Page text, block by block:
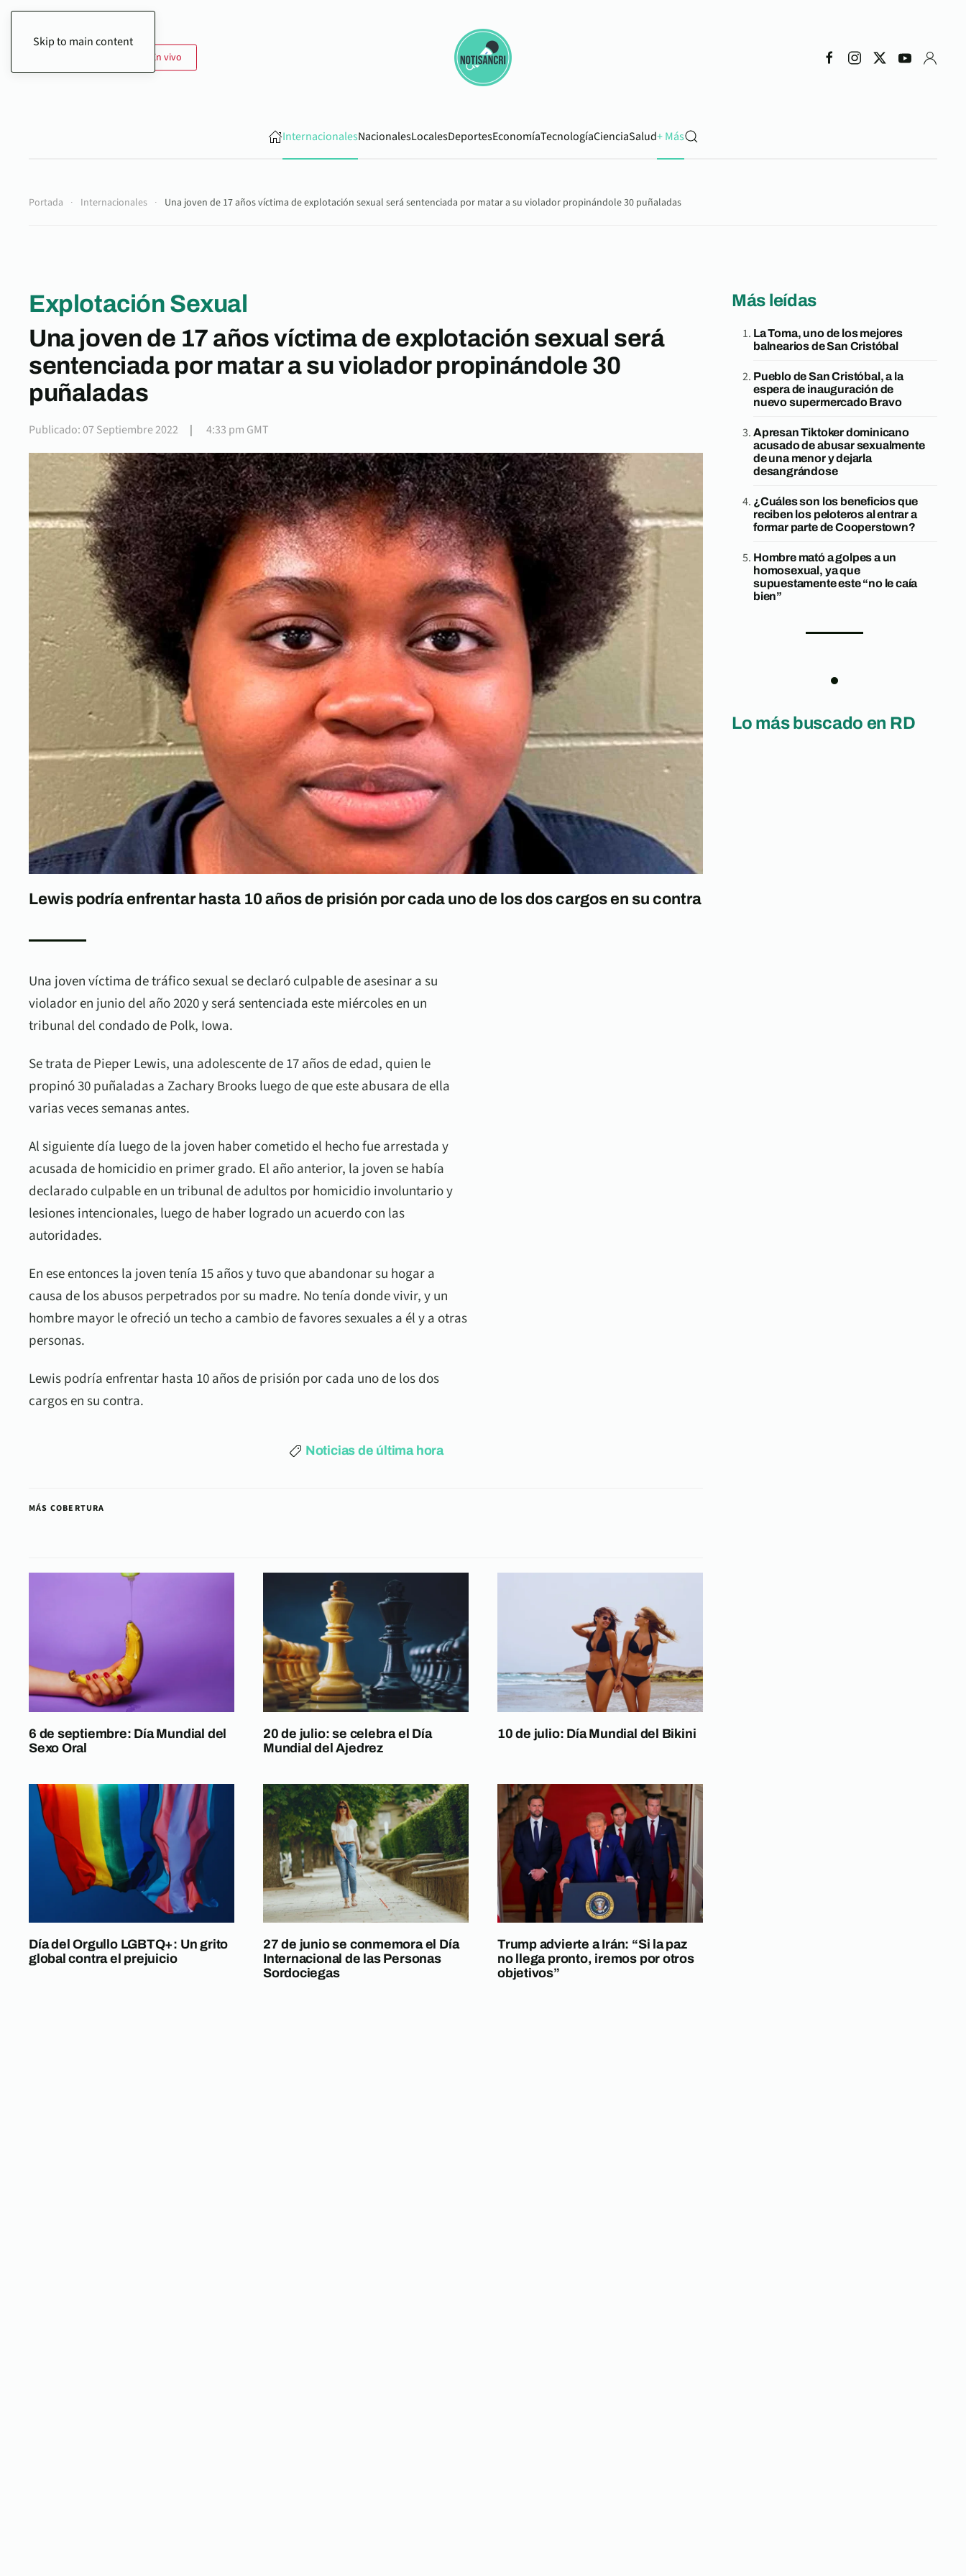
Skip to main content
En vivo
InternacionalesNacionalesLocalesDeportesEconomíaTecnologíaCienciaSalud+ Más
Portada Internacionales Una joven de 17 años víctima de explotación sexual será sentenciada por matar a su violador propinándole 30 puñaladas
Explotación Sexual
Una joven de 17 años víctima de explotación sexual será
sentenciada por matar a su violador propinándole 30
puñaladas
Publicado: 07 Septiembre 2022 | 4:33 pm GMT
Lewis podría enfrentar hasta 10 años de prisión por cada uno de los dos cargos en su contra
Una joven víctima de tráfico sexual se declaró culpable de asesinar a su
violador en junio del año 2020 y será sentenciada este miércoles en un
tribunal del condado de Polk, Iowa.
Se trata de Pieper Lewis, una adolescente de 17 años de edad, quien le
propinó 30 puñaladas a Zachary Brooks luego de que este abusara de ella
varias veces semanas antes.
Al siguiente día luego de la joven haber cometido el hecho fue arrestada y
acusada de homicidio en primer grado. El año anterior, la joven se había
declarado culpable en un tribunal de adultos por homicidio involuntario y
lesiones intencionales, luego de haber logrado un acuerdo con las
autoridades.
En ese entonces la joven tenía 15 años y tuvo que abandonar su hogar a
causa de los abusos perpetrados por su madre. No tenía donde vivir, y un
hombre mayor le ofreció un techo a cambio de favores sexuales a él y a otras
personas.
Lewis podría enfrentar hasta 10 años de prisión por cada uno de los dos
cargos en su contra.
Noticias de última hora
Más leídas
La Toma, uno de los mejores
balnearios de San Cristóbal
Pueblo de San Cristóbal, a la
espera de inauguración de
nuevo supermercado Bravo
Apresan Tiktoker dominicano
acusado de abusar sexualmente
de una menor y dejarla
desangrándose
¿Cuáles son los beneficios que
reciben los peloteros al entrar a
formar parte de Cooperstown?
Hombre mató a golpes a un
homosexual, ya que
supuestamente este “no le caía
bien”
Lo más buscado en RD
MÁS COBERTURA
6 de septiembre: Día Mundial del
Sexo Oral
20 de julio: se celebra el Día
Mundial del Ajedrez
10 de julio: Día Mundial del Bikini
Día del Orgullo LGBTQ+: Un grito
global contra el prejuicio
27 de junio se conmemora el Día
Internacional de las Personas
Sordociegas
Trump advierte a Irán: “Si la paz
no llega pronto, iremos por otros
objetivos”